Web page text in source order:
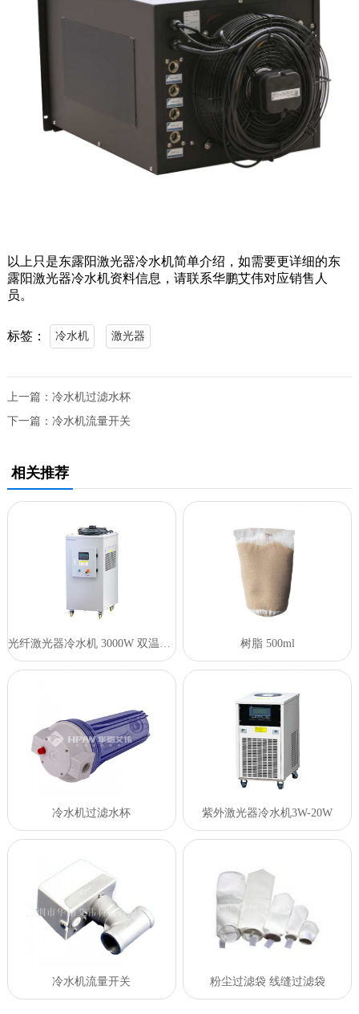
以上只是东露阳激光器冷水机简单介绍，如需要更详细的东
露阳激光器冷水机资料信息，请联系华鹏艾伟对应销售人
员。
标签： 冷水机 激光器
上一篇： 冷水机过滤水杯
下一篇： 冷水机流量开关
相关推荐
光纤激光器冷水机 3000W 双温双控 树脂 500ml
冷水机过滤水杯 紫外激光器冷水机3W-20W
冷水机流量开关 粉尘过滤袋 线缝过滤袋